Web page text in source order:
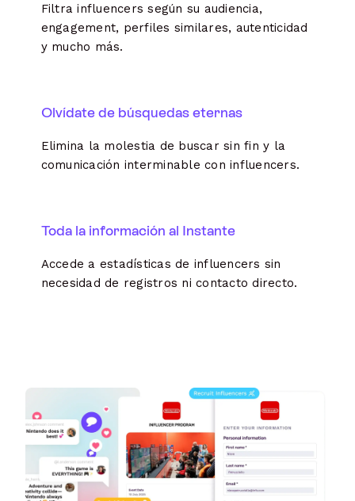
Filtra influencers según su audiencia,
engagement, perfiles similares, autenticidad
y mucho más.
Olvídate de búsquedas eternas
Elimina la molestia de buscar sin fin y la
comunicación interminable con influencers.
Toda la información al Instante
Accede a estadísticas de influencers sin
necesidad de registros ni contacto directo.